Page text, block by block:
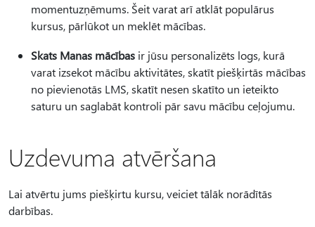
momentuzņēmums. Šeit varat arī atklāt populārus
kursus, pārlūkot un meklēt mācības.
Skats Manas mācības ir jūsu personalizēts logs, kurā
varat izsekot mācību aktivitātes, skatīt piešķirtās mācības
no pievienotās LMS, skatīt nesen skatīto un ieteikto
saturu un saglabāt kontroli pār savu mācību ceļojumu.
Uzdevuma atvēršana
Lai atvērtu jums piešķirtu kursu, veiciet tālāk norādītās
darbības.